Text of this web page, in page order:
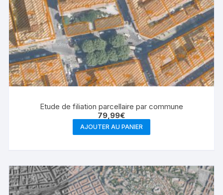
Etude de filiation parcellaire par commune
79,99€
AJOUTER AU PANIER